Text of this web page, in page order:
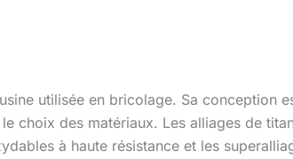
utilisée en bricolage. Sa conception
choix des matériaux. Les alliages de
à haute résistance et les